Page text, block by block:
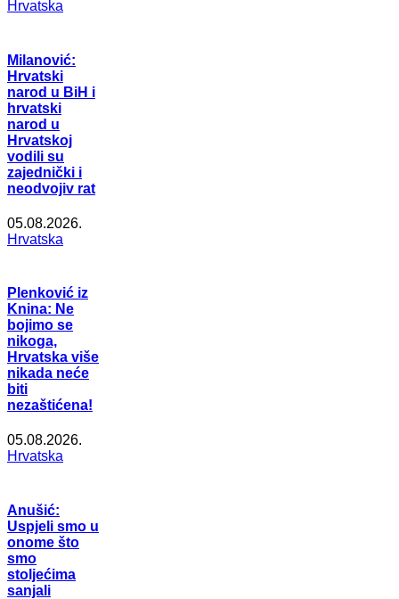
Hrvatska
Milanović:
Hrvatski
narod u BiH i
hrvatski
narod u
Hrvatskoj
vodili su
zajednički i
neodvojiv rat
05.08.2026.
Hrvatska
Plenković iz
Knina: Ne
bojimo se
nikoga,
Hrvatska više
nikada neće
biti
nezaštićena!
05.08.2026.
Hrvatska
Anušić:
Uspjeli smo u
onome što
smo
stoljećima
sanjali